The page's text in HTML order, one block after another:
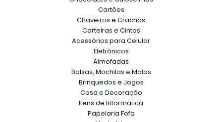
Cartões
Chaveiros e Crachás
Carteiras e Cintos
Acessórios para Celular
Eletrônicos
Almofadas
Bolsas, Mochilas e Malas
Brinquedos e Jogos
Casa e Decoração
Itens de Informática
Papelaria Fofa